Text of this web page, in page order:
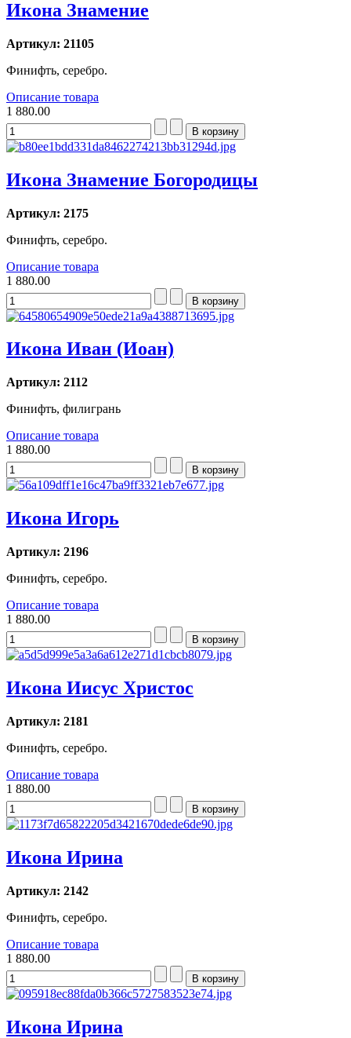
Икона Знамение
Артикул: 21105
Финифть, серебро.
Описание товара
1 880.00
Икона Знамение Богородицы
Артикул: 2175
Финифть, серебро.
Описание товара
1 880.00
Икона Иван (Иоан)
Артикул: 2112
Финифть, филигрань
Описание товара
1 880.00
Икона Игорь
Артикул: 2196
Финифть, серебро.
Описание товара
1 880.00
Икона Иисус Христос
Артикул: 2181
Финифть, серебро.
Описание товара
1 880.00
Икона Ирина
Артикул: 2142
Финифть, серебро.
Описание товара
1 880.00
Икона Ирина